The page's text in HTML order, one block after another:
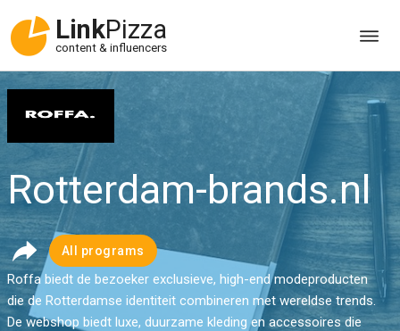
LinkPizza
content & influencers
Rotterdam-brands.nl
All programs
Roffa biedt de bezoeker exclusieve, high-end modeproducten
die de Rotterdamse identiteit combineren met wereldse trends.
De webshop biedt luxe, duurzame kleding en accessoires die